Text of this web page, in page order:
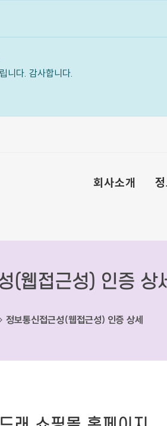
니다. 감사합니다.
회사소개
(웹접근성) 인증 상
정보통신접근성(웹접근성) 인증 상세